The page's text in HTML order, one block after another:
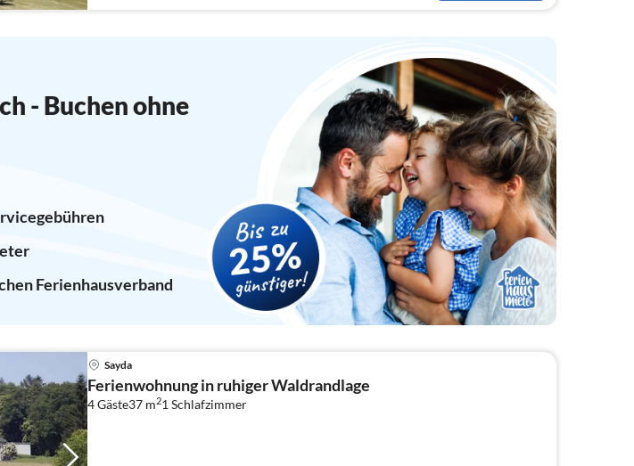
- Buchen ohne
Ferienhausverband
Sayda
Ferienwohnung in ruhiger Waldrandlage
4 Gäste37 m21Schlafzimmer